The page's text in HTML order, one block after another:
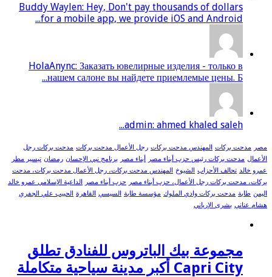
Buddy Waylen: Hey, Don't pay thousands of dollars
for a mobile app, we provide iOS and Android...
HolaAnync: Заказать ювелирные изделия - только в
нашем салоне вы найдете приемлемые цены. Б...
admin: ahmed khaled saleh...
مصر مدحت بركات المهندس مدحت بركات رجل الأعمال مدحت بركات مدحت بركات رجل
الأعمال مدحت بركات رئيس حزب أبناء مصر أبناء مصر برنامج نبي الإحسان رمضان تيسير مطر
عمرو خالد تحالف الأحزاب الشيوخ المهندس مدحت بركات، رجل الأعمال مدحت بركات، مدحت
بركات، مدحت بركات رجل الأعمال، حزب أبناء مصر
حزب أبناء مصر
الداعية الإسلامي عمرو خالد
اليمن طابة مدحت بركات وادي الملوك مؤسسة طابة السيسي القاهرة الحبيب علي الجفري
هشام عناني بشرى الإرياني
مجموعة بيك الباتروس للفنادق تطلق
Capri City أكبر مدينة سياحية متكاملة